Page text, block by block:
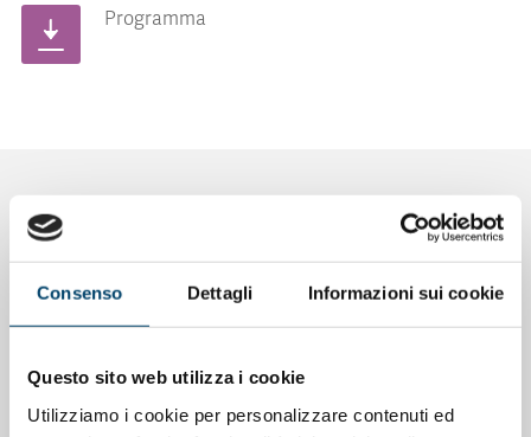
Consenso Dettagli Informazioni sui cookie
Questo sito web utilizza i cookie
Utilizziamo i cookie per personalizzare contenuti ed
Programma
NOTIZIE CORRELATE